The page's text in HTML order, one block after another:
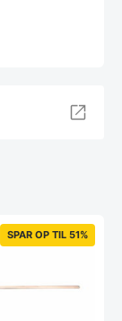
SPAR OP TIL 51%